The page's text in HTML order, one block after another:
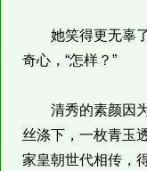
她笑得更无辜了
奇心，“怎样？”
清秀的素颜因为
丝涤下，一枚青玉
家皇朝世代相传，